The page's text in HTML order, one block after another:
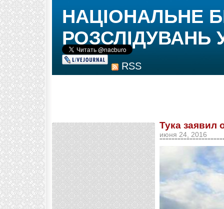
RSS
НАЦІОНАЛЬНЕ
РОЗСЛІДУВАНЬ
Тука заявил
июня 24, 2016